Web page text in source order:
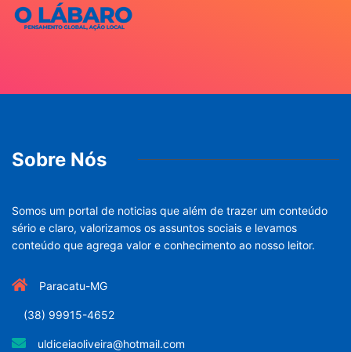
Sobre Nós
Somos um portal de noticias que além de trazer um conteúdo
sério e claro, valorizamos os assuntos sociais e levamos
conteúdo que agrega valor e conhecimento ao nosso leitor.
Paracatu-MG
(38) 99915-4652
uldiceiaoliveira@hotmail.com